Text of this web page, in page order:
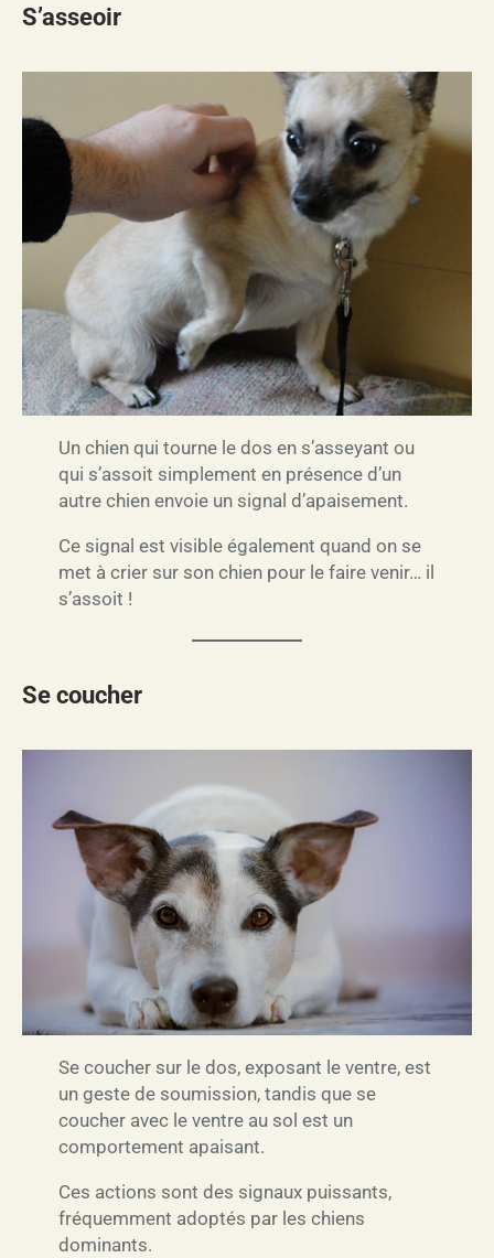
S’asseoir
Un chien qui tourne le dos en s’asseyant ou
qui s’assoit simplement en présence d’un
autre chien envoie un signal d’apaisement.
Ce signal est visible également quand on se
met à crier sur son chien pour le faire venir… il
s’assoit !
Se coucher
Se coucher sur le dos, exposant le ventre, est
un geste de soumission, tandis que se
coucher avec le ventre au sol est un
comportement apaisant.
Ces actions sont des signaux puissants,
fréquemment adoptés par les chiens
dominants.